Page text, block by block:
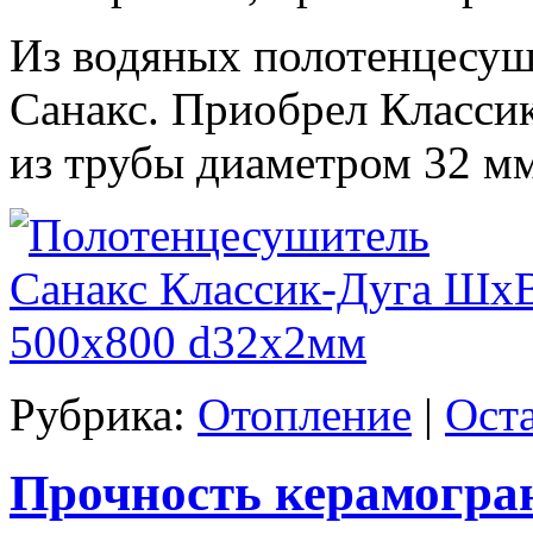
Из водяных
Санакс. Приобрел
из трубы диаметром 32
Рубрика: Отопление |
Прочность